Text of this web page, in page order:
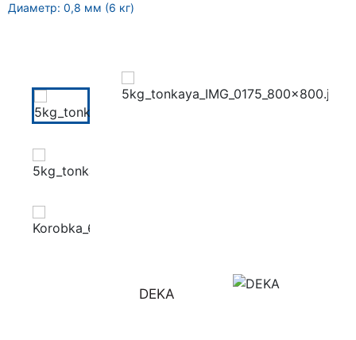
Диаметр: 0,8 мм (6 кг)
DEKA